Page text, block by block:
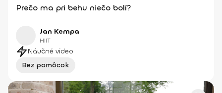
Prečo ma pri behu niečo bolí?
Jan Kempa
HIIT
Náučné video
Bez pomôcok